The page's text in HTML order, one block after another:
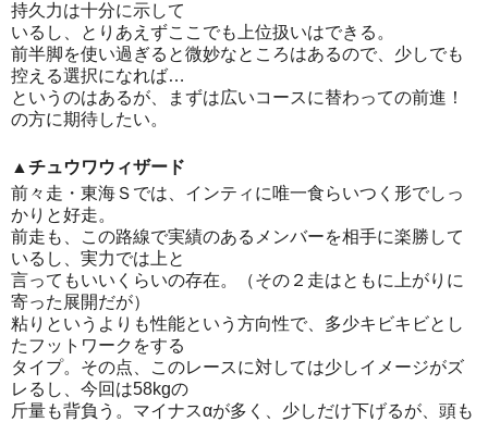
持久力は十分に示して
いるし、とりあえずここでも上位扱いはできる。
前半脚を使い過ぎると微妙なところはあるので、少しでも
控える選択になれば…
というのはあるが、まずは広いコースに替わっての前進！
の方に期待したい。
▲チュウワウィザード
前々走・東海Ｓでは、インティに唯一食らいつく形でしっ
かりと好走。
前走も、この路線で実績のあるメンバーを相手に楽勝して
いるし、実力では上と
言ってもいいくらいの存在。（その２走はともに上がりに
寄った展開だが）
粘りというよりも性能という方向性で、多少キビキビとし
たフットワークをする
タイプ。その点、このレースに対しては少しイメージがズ
レるし、今回は58kgの
斤量も背負う。マイナスαが多く、少しだけ下げるが、頭も